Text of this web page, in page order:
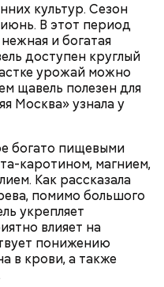
культур. Сезон
В этот период
и богатая
доступен круглый
урожай можно
щавель полезен для
Москва» узнала у
богато пищевыми
каротином, магнием,
Как рассказала
помимо большого
укрепляет
влияет на
понижению
в крови, а также